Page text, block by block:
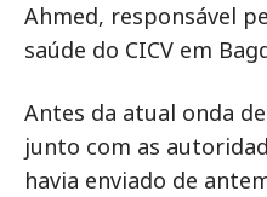
Ahmed, responsável
saúde do CICV em
Antes da atual onda
junto com as
havia enviado de